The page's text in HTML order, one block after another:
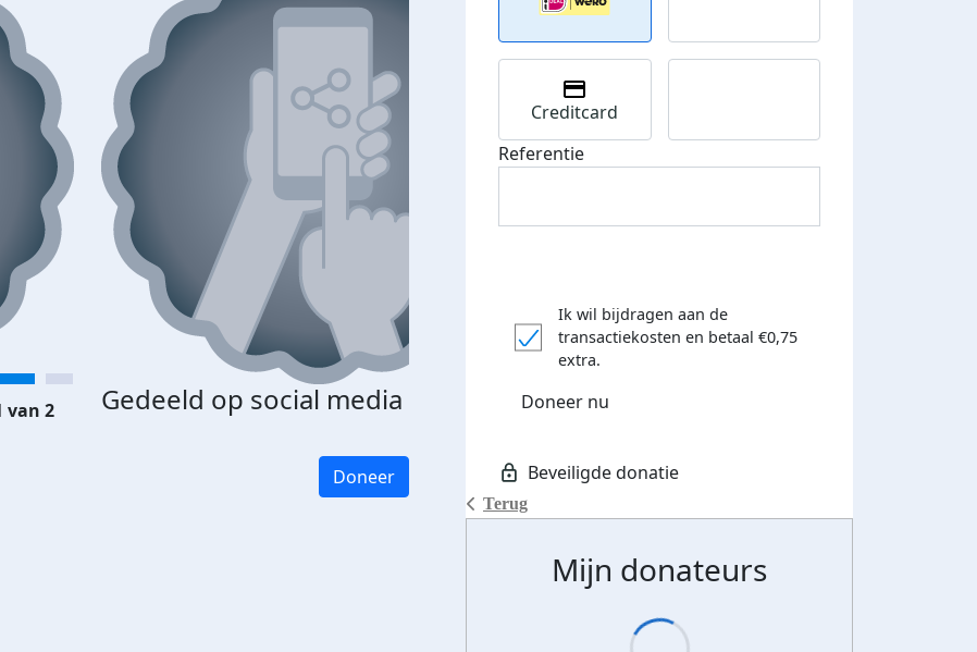
Gedeeld op social media Donateurs bedankt
van 2
Doneer
Terug
Creditcard
Referentie
Ik wil bijdragen aan de
transactiekosten en betaal €0,75
extra.
Doneer nu
Mijn donateurs